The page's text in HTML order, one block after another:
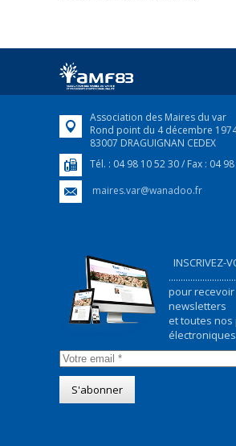
Association des Maires du var
Rond point du 4 décembre
83007 DRAGUIGNAN CEDEX
Tél. : 04 98 10 52 30 / Fax : 04
maires.var@wanadoo.fr
INSCRIVEZ-
pour
newsletters
et toutes
électroniques